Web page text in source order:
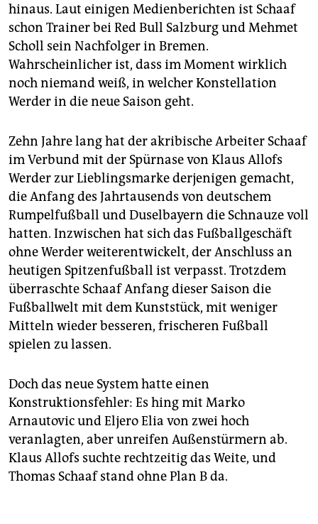
hinaus. Laut einigen Medienberichten ist Schaaf
schon Trainer bei Red Bull Salzburg und Mehmet
Scholl sein Nachfolger in Bremen.
Wahrscheinlicher ist, dass im Moment wirklich
noch niemand weiß, in welcher Konstellation
Werder in die neue Saison geht.
Zehn Jahre lang hat der akribische Arbeiter Schaaf
im Verbund mit der Spürnase von Klaus Allofs
Werder zur Lieblingsmarke derjenigen gemacht,
die Anfang des Jahrtausends von deutschem
Rumpelfußball und Duselbayern die Schnauze voll
hatten. Inzwischen hat sich das Fußballgeschäft
ohne Werder weiterentwickelt, der Anschluss an
heutigen Spitzenfußball ist verpasst. Trotzdem
überraschte Schaaf Anfang dieser Saison die
Fußballwelt mit dem Kunststück, mit weniger
Mitteln wieder besseren, frischeren Fußball
spielen zu lassen.
Doch das neue System hatte einen
Konstruktionsfehler: Es hing mit Marko
Arnautovic und Eljero Elia von zwei hoch
veranlagten, aber unreifen Außenstürmern ab.
Klaus Allofs suchte rechtzeitig das Weite, und
Thomas Schaaf stand ohne Plan B da.